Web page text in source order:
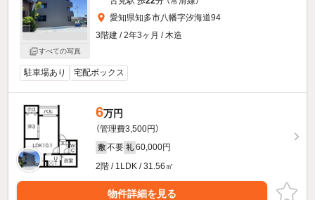
すべての写真
愛知県知多市八幡字汐海道94
3階建 / 2年3ヶ月 / 木造
駐車場あり 宅配ボックス
6万円
（管理費3,500円）
敷 不要 礼 60,000円
2階 / 1LDK / 31.56㎡
物件詳細を見る